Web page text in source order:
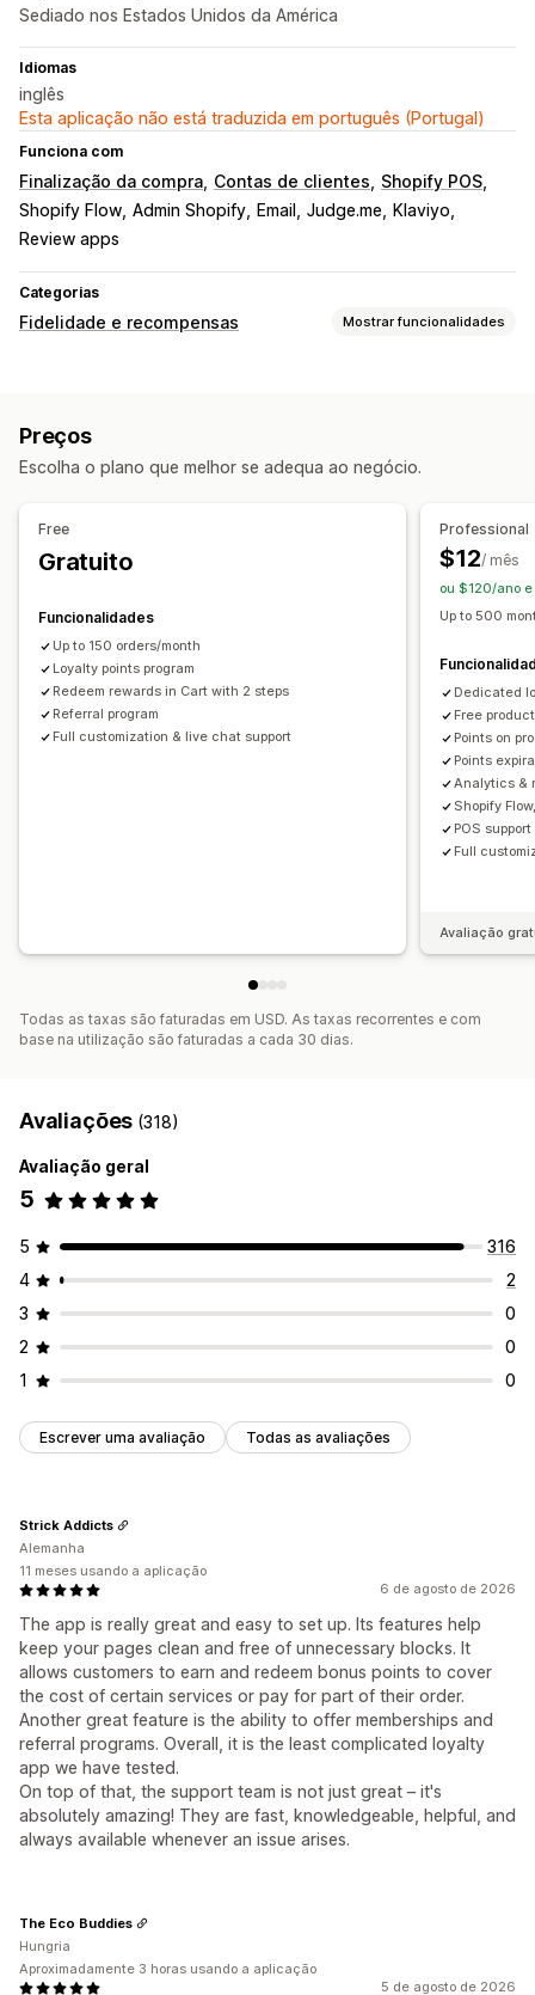
Sediado nos Estados Unidos da América
Idiomas
inglês
Esta aplicação não está traduzida em português (Portugal)
Funciona com
Finalização da compra Contas de clientes
Shopify POS
Shopify Flow Admin Shopify Email Judge.me
Klaviyo
Review apps
Categorias
Fidelidade e recompensas Mostrar funcionalidades
Referências
Programas personalizados
Cashback
Produtos gratuitos
Acesso exclusivo
Vantagens de adesão
Preços
Escolha o plano que melhor se adequa ao negócio.
Free
Gratuito
Funcionalidades
Up to 150 orders/month
Loyalty points program
Redeem rewards in Cart with 2 steps
Referral program
Full customization & live chat support
Professional
$12/ mês
ou $120/ano e
Up to 500
Dedicated
Free
Points on
Points
Analytics &
Shopify
POS
Full
Avaliação
Todas as taxas são faturadas em USD. As taxas recorrentes e com
base na utilização são faturadas a cada 30 dias.
Avaliações (318)
Avaliação geral
5
5
316
4
2
3
0
2
0
1
0
Escrever uma avaliação Todas as avaliações
6 de agosto de 2026
The app is really great and easy to set up. Its features help
keep your pages clean and free of unnecessary blocks. It
allows customers to earn and redeem bonus points to cover
the cost of certain services or pay for part of their order.
Another great feature is the ability to offer memberships and
referral programs. Overall, it is the least complicated loyalty
app we have tested.
On top of that, the support team is not just great – it's
absolutely amazing! They are fast, knowledgeable, helpful, and
always available whenever an issue arises.
Strick Addicts
Alemanha
11 meses usando a aplicação
5 de agosto de 2026
The Eco Buddies
Hungria
Aproximadamente 3 horas usando a aplicação